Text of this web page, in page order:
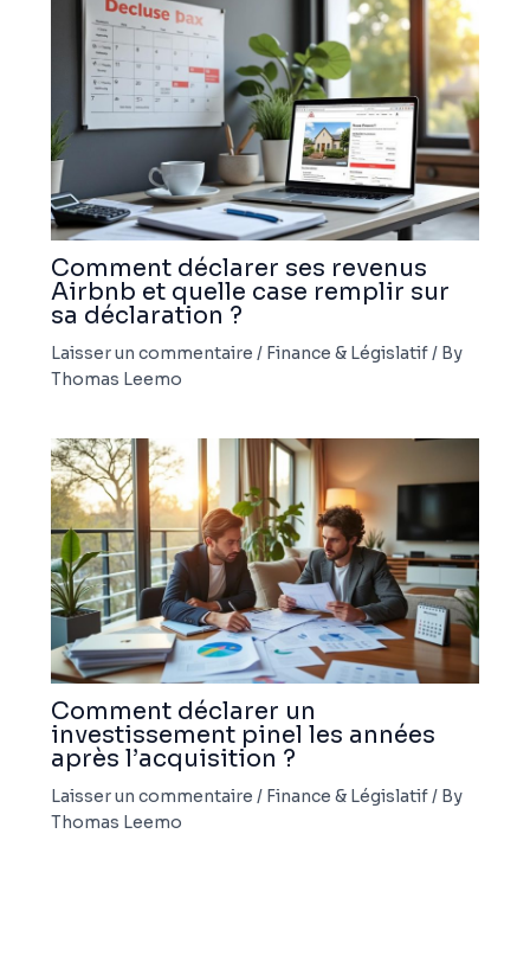
Comment déclarer ses revenus
Airbnb et quelle case remplir sur
sa déclaration ?
Laisser un commentaire / Finance & Législatif/ By
Thomas Leemo
Comment déclarer un
investissement pinel les années
après l’acquisition ?
Laisser un commentaire / Finance & Législatif/ By
Thomas Leemo